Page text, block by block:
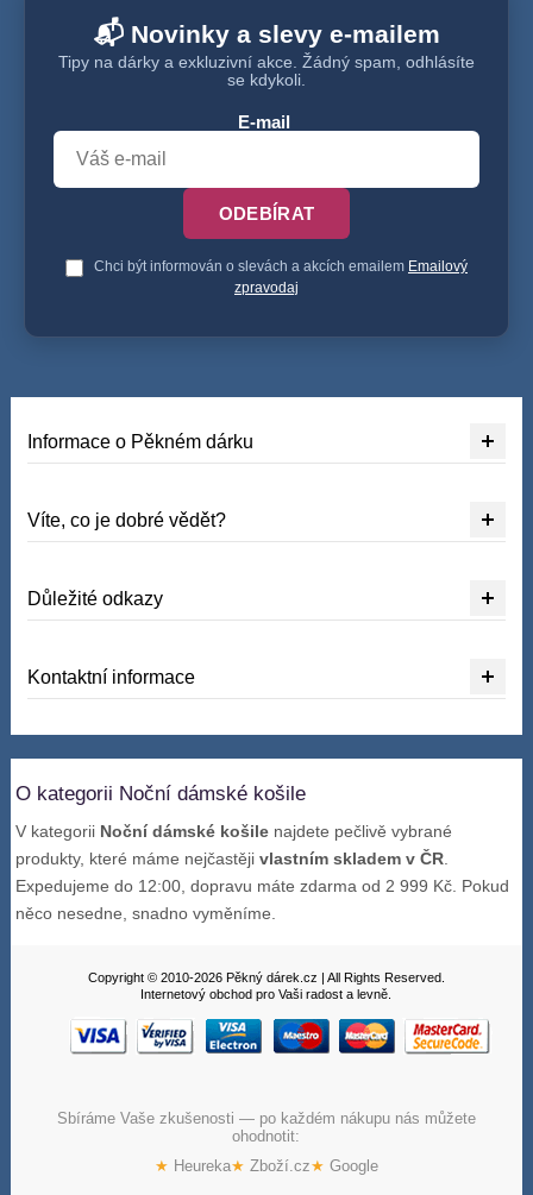
📬 Novinky a slevy e-mailem
Tipy na dárky a exkluzivní akce. Žádný spam, odhlásíte
se kdykoli.
E-mail
ODEBÍRAT
Chci být informován o slevách a akcích emailem Emailový
zpravodaj
Informace o Pěkném dárku
Víte, co je dobré vědět?
Důležité odkazy
Kontaktní informace
O kategorii Noční dámské košile
V kategorii Noční dámské košile najdete pečlivě vybrané
produkty, které máme nejčastějivlastním skladem v ČR
Expedujeme do 12:00, dopravu máte zdarma od 2 999 Kč. Pokud
něco nesedne, snadno vyměníme.
Copyright © 2010-2026 Pěkný dárek.cz | All Rights Reserved.
Internetový obchod pro Vaši radost a levně.
Sbíráme Vaše zkušenosti — po každém nákupu nás můžete
ohodnotit:
★ Heureka★ Zboží.cz★ Google